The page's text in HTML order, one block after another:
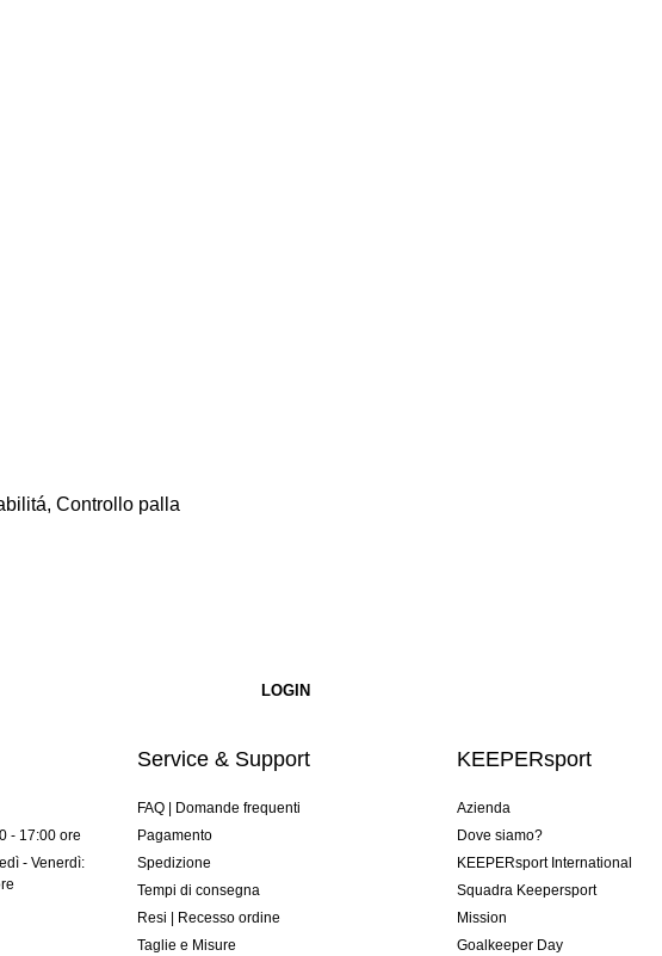
Controllo palla
- 17:00 ore
- Venerdì:
Service & Support
FAQ | Domande frequenti
Pagamento
Spedizione
Tempi di consegna
Resi | Recesso ordine
Taglie e Misure
KEEPERsport
Azienda
Dove siamo?
KEEPERsport International
Squadra Keepersport
Mission
Goalkeeper Day